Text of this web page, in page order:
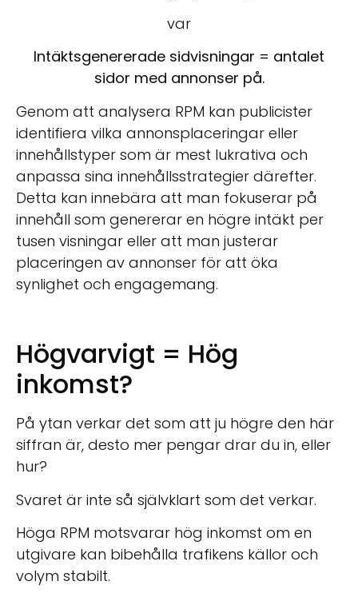
var
Intäktsgenererade sidvisningar = antalet
sidor med annonser på.
Genom att analysera RPM kan publicister
identifiera vilka annonsplaceringar eller
innehållstyper som är mest lukrativa och
anpassa sina innehållsstrategier därefter.
Detta kan innebära att man fokuserar på
innehåll som genererar en högre intäkt per
tusen visningar eller att man justerar
placeringen av annonser för att öka
synlighet och engagemang.
Högvarvigt = Hög
inkomst?
På ytan verkar det som att ju högre den här
siffran är, desto mer pengar drar du in, eller
hur?
Svaret är inte så självklart som det verkar.
Höga RPM motsvarar hög inkomst om en
utgivare kan bibehålla trafikens källor och
volym stabilt.